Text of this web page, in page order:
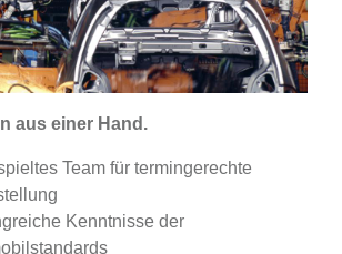
aus einer Hand.
Team für termingerechte
Kenntnisse der